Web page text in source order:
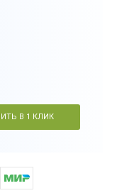
В 1 КЛИК